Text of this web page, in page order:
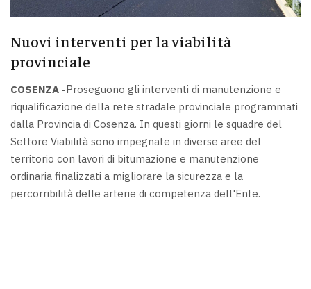
Nuovi interventi per la viabilità
provinciale
COSENZA -Proseguono gli interventi di manutenzione e
riqualificazione della rete stradale provinciale programmati
dalla Provincia di Cosenza. In questi giorni le squadre del
Settore Viabilità sono impegnate in diverse aree del
territorio con lavori di bitumazione e manutenzione
ordinaria finalizzati a migliorare la sicurezza e la
percorribilità delle arterie di competenza dell'Ente.